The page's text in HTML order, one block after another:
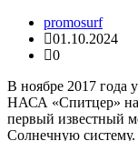
promosurf
01.10.2024
0
В ноябре 2017 года
НАСА «Спитцер» на
первый известный
Солнечную